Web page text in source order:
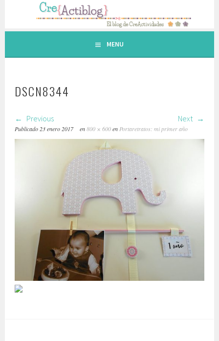
contenido.
MENU
DSCN8344
Previous Next
Publicado 23 enero 2017 en800 × 600en Portaretratos: mi primer año